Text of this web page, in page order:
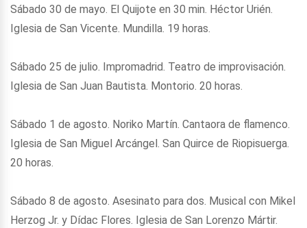
Sábado 30 de mayo. El Quijote en 30 min. Héctor Urién.
Iglesia de San Vicente. Mundilla. 19 horas.
Sábado 25 de julio. Impromadrid. Teatro de improvisación.
Iglesia de San Juan Bautista. Montorio. 20 horas.
Sábado 1 de agosto. Noriko Martín. Cantaora de flamenco.
Iglesia de San Miguel Arcángel. San Quirce de Riopisuerga.
20 horas.
Sábado 8 de agosto. Asesinato para dos. Musical con Mikel
Herzog Jr. y Dídac Flores. Iglesia de San Lorenzo Mártir.